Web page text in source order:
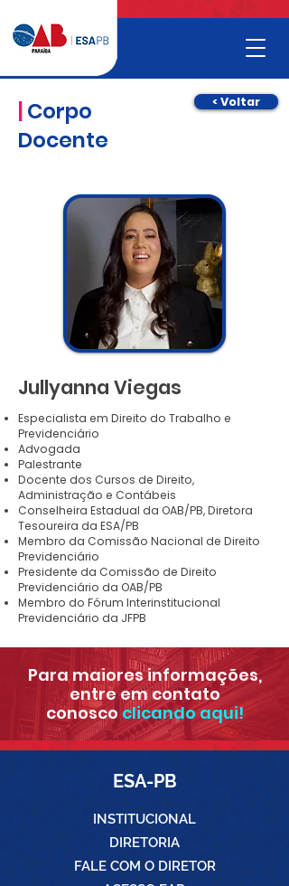
|Corpo
Docente
< Voltar
Jullyanna Viegas
Especialista em Direito do Trabalho e
Previdenciário
Advogada
Palestrante
Docente dos Cursos de Direito,
Administração e Contábeis
Conselheira Estadual da OAB/PB, Diretora
Tesoureira da ESA/PB
Membro da Comissão Nacional de Direito
Previdenciário
Presidente da Comissão de Direito
Previdenciário da OAB/PB
Membro do Fórum Interinstitucional
Previdenciário da JFPB
Para maiores informações,
entre em contato
conosco clicando aqui!
ESA-PB
INSTITUCIONAL
DIRETORIA
FALE COM O DIRETOR